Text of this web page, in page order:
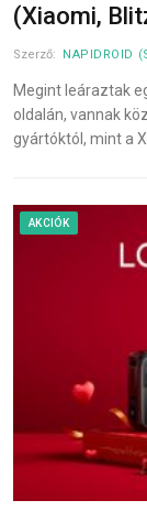
(Xiaomi,
Szerző: NAPIDROID
Megint leáraztak
oldalán, vannak
gyártóktól, mint a
AKCIÓK